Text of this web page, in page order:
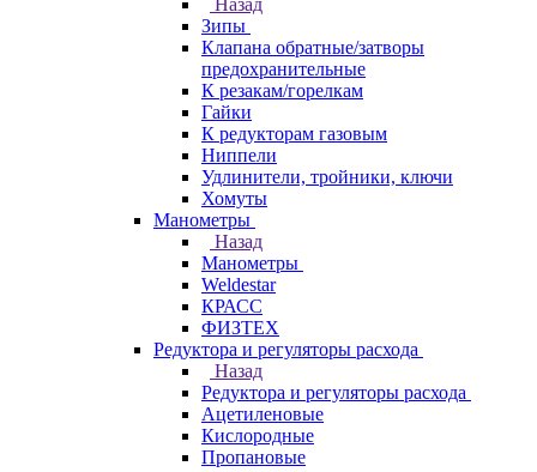
Назад
Зипы
Клапана обратные/затворы
предохранительные
К резакам/горелкам
Гайки
К редукторам газовым
Ниппели
Удлинители, тройники, ключи
Хомуты
Манометры
Назад
Манометры
Weldestar
КРАСС
ФИЗТЕХ
Редуктора и регуляторы расхода
Назад
Редуктора и регуляторы расхода
Ацетиленовые
Кислородные
Пропановые